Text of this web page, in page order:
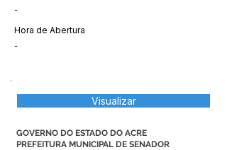
-
Hora de Abertura
-
Visualizar
GOVERNO DO ESTADO DO ACRE
PREFEITURA MUNICIPAL DE SENADOR